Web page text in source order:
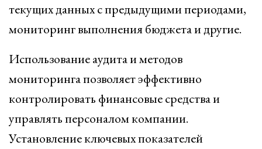
текущих данных с предыдущими периодами,
мониторинг выполнения бюджета и другие.
Использование аудита и методов
мониторинга позволяет эффективно
контролировать финансовые средства и
управлять персоналом компании.
Установление ключевых показателей